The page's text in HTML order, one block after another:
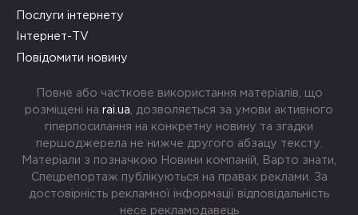
Послуги інтернету
Інтернет-TV
Повідомити новину
Повне або часткове використання матеріалів, що
розміщені на rai.ua , дозволяється за умови активного
гіперпосилання на конкретну новину та згадки
першоджерела не нижче другого абзацу тексту.
Матеріали з позначкою Новини компаній, Варто знати,
Спецрепортаж публікуються на правах реклами. За
достовірність рекламної інформації відповідальність
несе рекламодавець